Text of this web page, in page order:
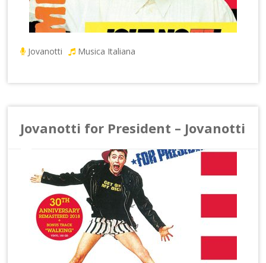
Jovanotti Musica Italiana
Jovanotti for President – Jovanotti